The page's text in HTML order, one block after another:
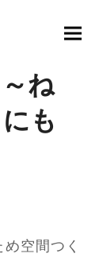
ね
も
空間つく